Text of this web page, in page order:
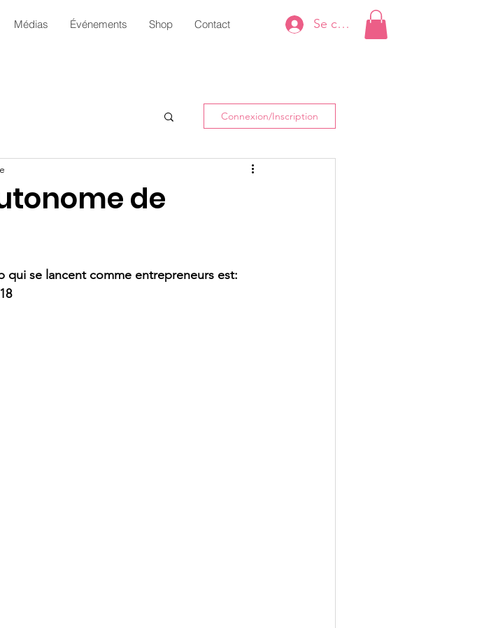
Médias Événements Shop Contact Se connecter
Connexion/Inscription
de
se lancent comme entrepreneurs est: